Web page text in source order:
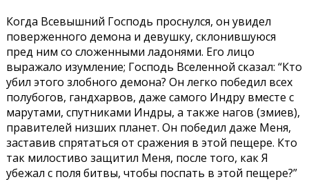
Когда Всевышний Господь проснулся, он увидел
поверженного демона и девушку, склонившуюся
пред ним со сложенными ладонями. Его лицо
выражало изумление; Господь Вселенной сказал: “Кто
убил этого злобного демона? Он легко победил всех
полубогов, гандхарвов, даже самого Индру вместе с
марутами, спутниками Индры, а также нагов (змиев),
правителей низших планет. Он победил даже Меня,
заставив спрятаться от сражения в этой пещере. Кто
так милостиво защитил Меня, после того, как Я
убежал с поля битвы, чтобы поспать в этой пещере?”